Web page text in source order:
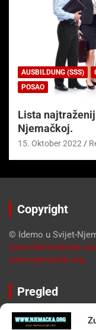
AUSBILDUNG (SSS)
POSAO
Lista
Njemačkoj.
15. Oktober 2022
Copyright
© Idemo u Svijet-
www.njemacka.org
Pregled
Impressum